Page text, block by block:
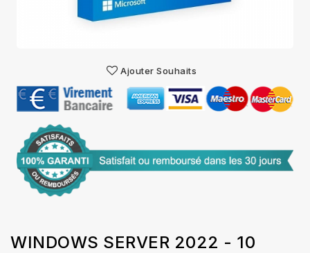
Ajouter Souhaits
WINDOWS SERVER 2022 - 10